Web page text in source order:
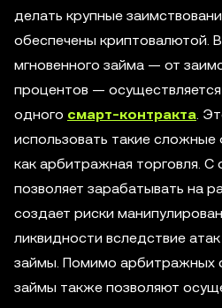
делать крупные
обеспечены криптовалютой.
мгновенного займа — от
процентов —
одного смарт-контракта.
использовать такие сложные
как арбитражная торговля.
позволяет зарабатывать на
создает риски
ликвидности вследствие
займы. Помимо арбитражных
займы также позволяют